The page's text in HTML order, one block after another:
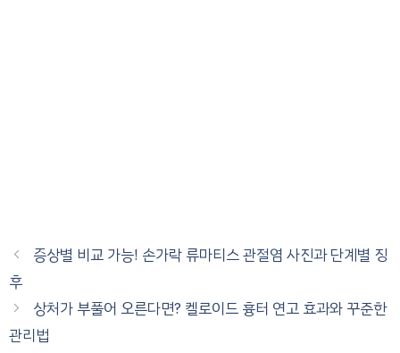
증상별 비교 가능! 손가락 류마티스 관절염 사진과 단계별 징
후
상처가 부풀어 오른다면? 켈로이드 흉터 연고 효과와 꾸준한
관리법